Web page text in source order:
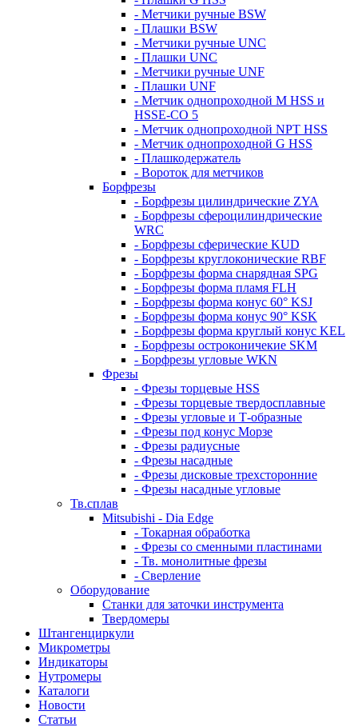
- Метчики ручные BSW
- Плашки BSW
- Метчики ручные UNC
- Плашки UNC
- Метчики ручные UNF
- Плашки UNF
- Метчик однопроходной M HSS и
HSSE-CO 5
- Метчик однопроходной NPT HSS
- Метчик однопроходной G HSS
- Плашкодержатель
- Вороток для метчиков
Борфрезы
- Борфрезы цилиндрические ZYA
- Борфрезы сфероцилиндрические
WRC
- Борфрезы сферические KUD
- Борфрезы круглоконические RBF
- Борфрезы форма снарядная SPG
- Борфрезы форма пламя FLH
- Борфрезы форма конус 60° KSJ
- Борфрезы форма конус 90° KSK
- Борфрезы форма круглый конус KEL
- Борфрезы остроконичекие SKM
- Борфрезы угловые WKN
Фрезы
- Фрезы торцевые HSS
- Фрезы торцевые твердосплавные
- Фрезы угловые и Т-образные
- Фрезы под конус Морзе
- Фрезы радиусные
- Фрезы насадные
- Фрезы дисковые трехсторонние
- Фрезы насадные угловые
Тв.сплав
Mitsubishi - Dia Edge
- Токарная обработка
- Фрезы со сменными пластинами
- Тв. монолитные фрезы
- Сверление
Оборудование
Станки для заточки инструмента
Твердомеры
Штангенциркули
Микрометры
Индикаторы
Нутромеры
Каталоги
Новости
Статьи